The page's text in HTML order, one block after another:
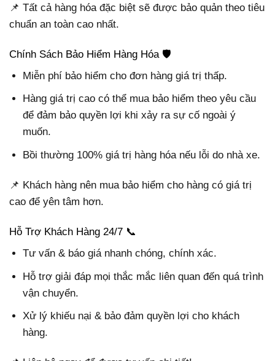
📌 Tất cả hàng hóa đặc biệt sẽ được bảo quản theo tiêu
chuẩn an toàn cao nhất.
Chính Sách Bảo Hiểm Hàng Hóa 🛡
Miễn phí bảo hiểm cho đơn hàng giá trị thấp.
Hàng giá trị cao có thể mua bảo hiểm theo yêu cầu
để đảm bảo quyền lợi khi xảy ra sự cố ngoài ý
muốn.
Bồi thường 100% giá trị hàng hóa nếu lỗi do nhà xe.
📌 Khách hàng nên mua bảo hiểm cho hàng có giá trị
cao để yên tâm hơn.
Hỗ Trợ Khách Hàng 24/7 📞
Tư vấn & báo giá nhanh chóng, chính xác.
Hỗ trợ giải đáp mọi thắc mắc liên quan đến quá trình
vận chuyển.
Xử lý khiếu nại & bảo đảm quyền lợi cho khách
hàng.